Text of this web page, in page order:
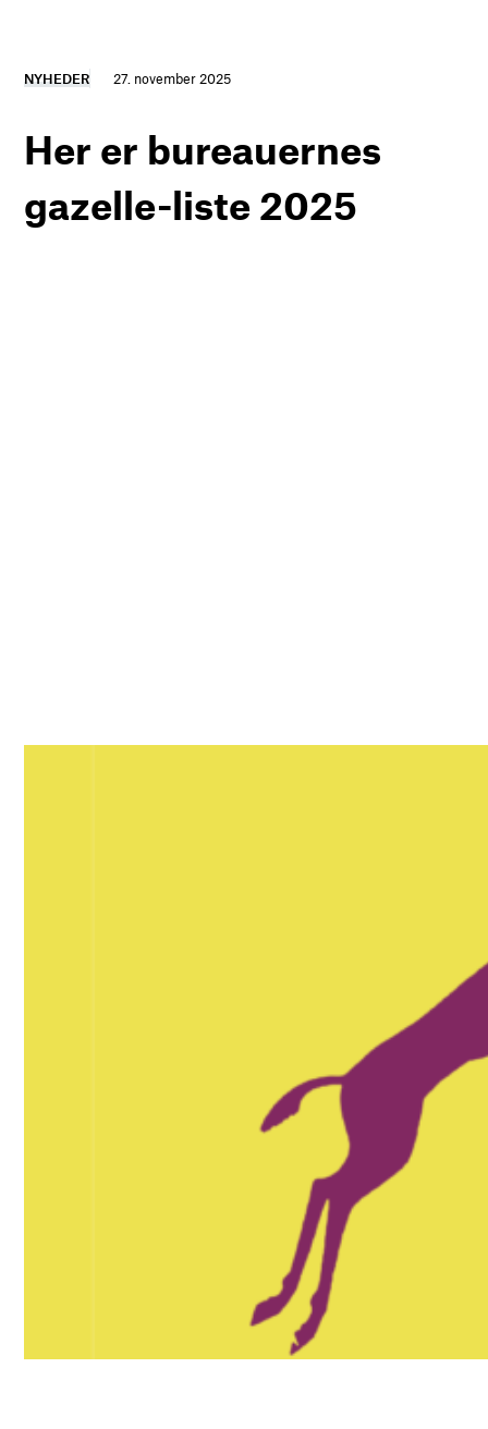
NYHEDER 27. november 2025
Her er bureauernes
gazelle-liste 2025